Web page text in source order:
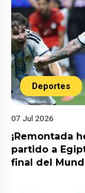
Deportes
07 Jul 2026
¡Remontada
partido a
final del